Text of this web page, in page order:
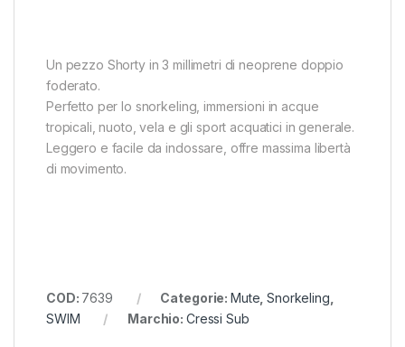
Un pezzo Shorty in 3 millimetri di neoprene doppio
foderato.
Perfetto per lo snorkeling, immersioni in acque
tropicali, nuoto, vela e gli sport acquatici in generale.
Leggero e facile da indossare, offre massima libertà
di movimento.
COD: 7639 Categorie: Mute ,Snorkeling
SWIM
Marchio: Cressi Sub